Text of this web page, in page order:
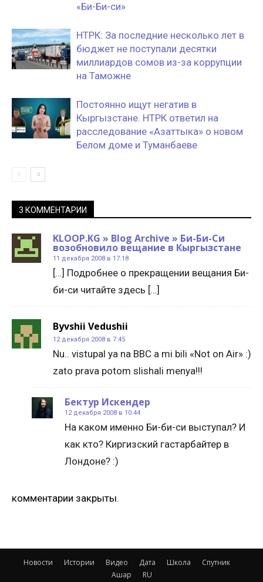
«Би-Би-си»
НТРК: За последние несколько лет в
бюджет не поступали десятки
миллиардов сомов из-за коррупции
на Таможне
Постоянно ищут негатив в
Кыргызстане. НТРК ответил на
расследование «Азаттыка» о новом
Белом доме и Туманбаеве
3 КОММЕНТАРИИ
KLOOP.KG » Blog Archive » Би-Би-Си
возобновило вещание в Кыргызстане
11 декабря 2008 в 17:18
[…] Подробнее о прекращении вещания Би-
би-си читайте здесь […]
Byvshii Vedushii
12 декабря 2008 в 7:45
Nu.. vistupal ya na BBC a mi bili «Not on Air» :)
zato prava potom slishali menya!!!
Бектур Искендер
12 декабря 2008 в 10:44
На каком именно Би-би-си выступал? И
как кто? Киргизский гастарбайтер в
Лондоне? :)
комментарии закрыты.
Новости Истории Видео Дата Школа
Спутник
Ашар
RU